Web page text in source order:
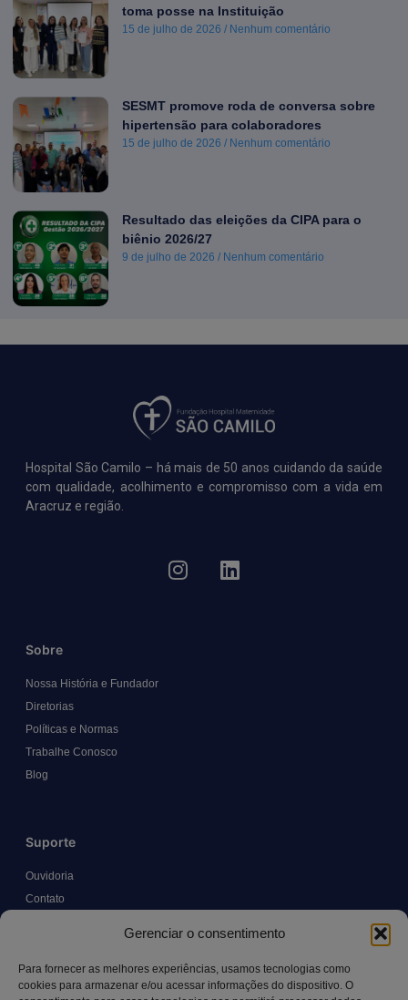
Gerenciar o consentimento
Para fornecer as melhores experiências, usamos tecnologias como
cookies para armazenar e/ou acessar informações do dispositivo. O
toma posse na Instituição
15 de julho de 2026 Nenhum comentário
SESMT promove roda de conversa sobre
hipertensão para colaboradores
15 de julho de 2026 Nenhum comentário
Resultado das eleições da CIPA para o
biênio 2026/27
9 de julho de 2026 Nenhum comentário
Hospital São Camilo – há mais de 50 anos cuidando da saúde
com qualidade, acolhimento e compromisso com a vida em
Aracruz e região.
Sobre
Nossa História e Fundador
Diretorias
Políticas e Normas
Trabalhe Conosco
Blog
Suporte
Ouvidoria
Contato
Canal LGPD e Segurança da Informação